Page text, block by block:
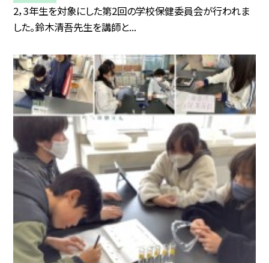
2，3年生を対象にした第2回の学校保健委員会が行われま
した。鈴木清吾先生を講師と...